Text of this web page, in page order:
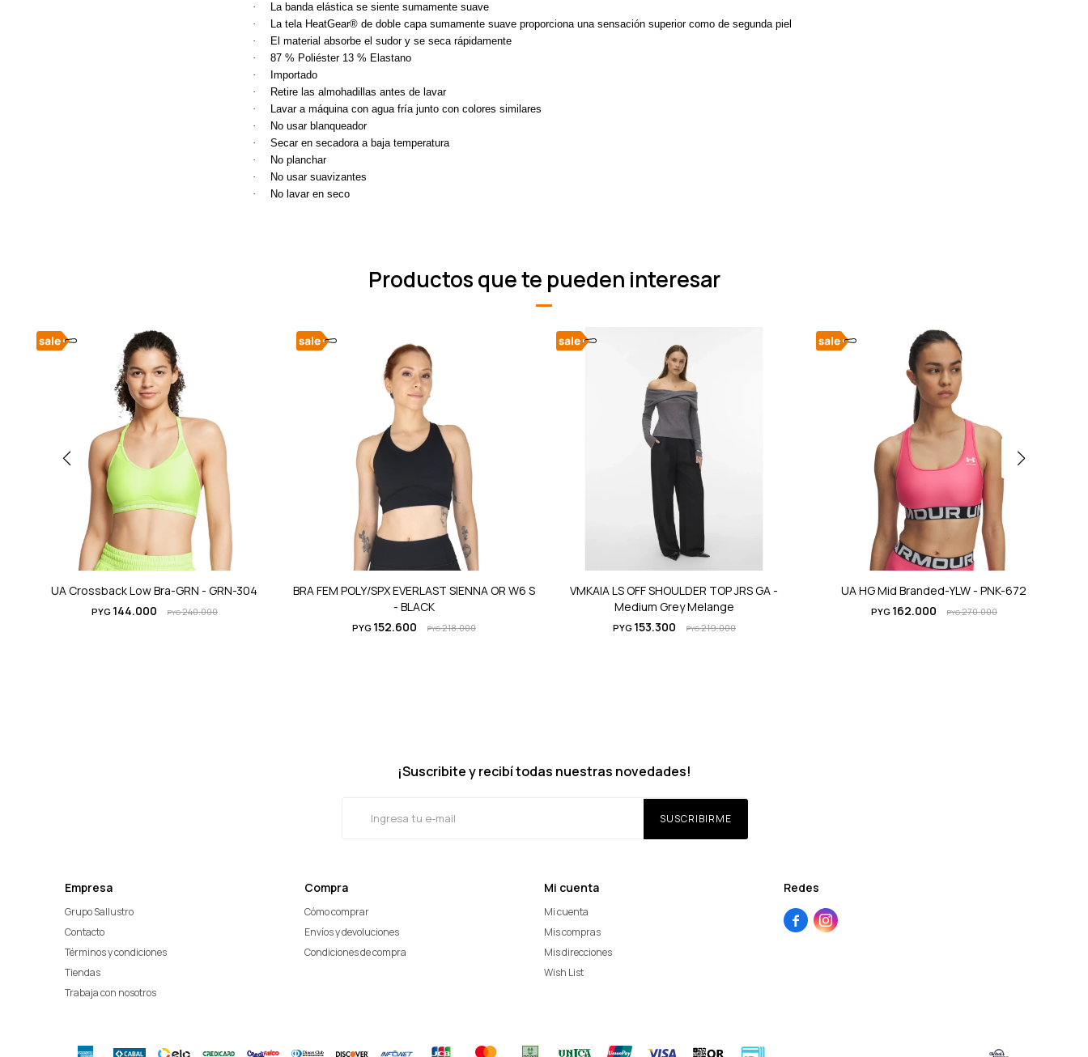
·
La banda elástica se siente sumamente suave
·
La tela HeatGear® de doble capa sumamente suave proporciona una sensación superior como de segunda piel
·
El material absorbe el sudor y se seca rápidamente
·
87 % Poliéster 13 % Elastano
·
Importado
·
Retire las almohadillas antes de lavar
·
Lavar a máquina con agua fría junto con colores similares
·
No usar blanqueador
·
Secar en secadora a baja temperatura
·
No planchar
·
No usar suavizantes
·
No lavar en seco
Productos que te pueden interesar
UA Crossback Low Bra-GRN - GRN-304
PYG 144.000 PYG240.000
BRA FEM POLY/SPX EVERLAST SIENNA OR W6 S
- BLACK
PYG 152.600 PYG218.000
VMKAIA LS OFF SHOULDER TOP JRS GA -
Medium Grey Melange
PYG 153.300 PYG219.000
UA HG Mid Branded-YLW - PNK-672
PYG 162.000 PYG270.000
Empresa
Grupo Sallustro
Contacto
Términos y condiciones
Tiendas
Trabaja con nosotros
Compra
Cómo comprar
Envíos y devoluciones
Condiciones de compra
Mi cuenta
Mi cuenta
Mis compras
Mis direcciones
Wish List
Redes
 
¡Suscribite y recibí todas nuestras novedades!
SUSCRIBIRME